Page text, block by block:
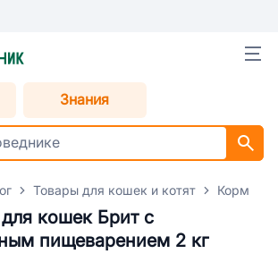
Знания
Товары для кошек и котят Корм
кошек Брит с
пищеварением 2 кг